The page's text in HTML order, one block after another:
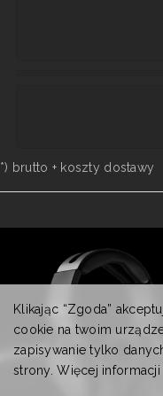
*) brutto + koszty dostawy
Klikając “Zgoda”
cookie na twoim
zapisywanie tylko
strony. Więcej